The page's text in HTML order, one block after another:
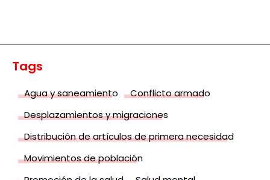
Tags
Agua y saneamiento
Conflicto armado
Desplazamientos y migraciones
Distribución de artículos de primera necesidad
Movimientos de población